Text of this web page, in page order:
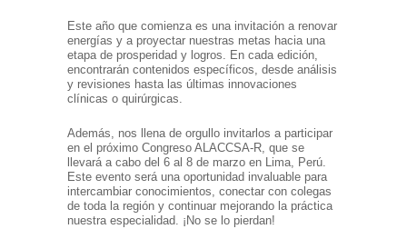
Este año que comienza es una invitación a renovar
energías y a proyectar nuestras metas hacia una
etapa de prosperidad y logros. En cada edición,
encontrarán contenidos específicos, desde análisis
y revisiones hasta las últimas innovaciones
clínicas o quirúrgicas.
Además, nos llena de orgullo invitarlos a participar
en el próximo Congreso ALACCSA-R, que se
llevará a cabo del 6 al 8 de marzo en Lima, Perú.
Este evento será una oportunidad invaluable para
intercambiar conocimientos, conectar con colegas
de toda la región y continuar mejorando la práctica
nuestra especialidad. ¡No se lo pierdan!